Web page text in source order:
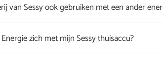
van Sessy ook gebruiken met een ander
zich met mijn Sessy thuisaccu?